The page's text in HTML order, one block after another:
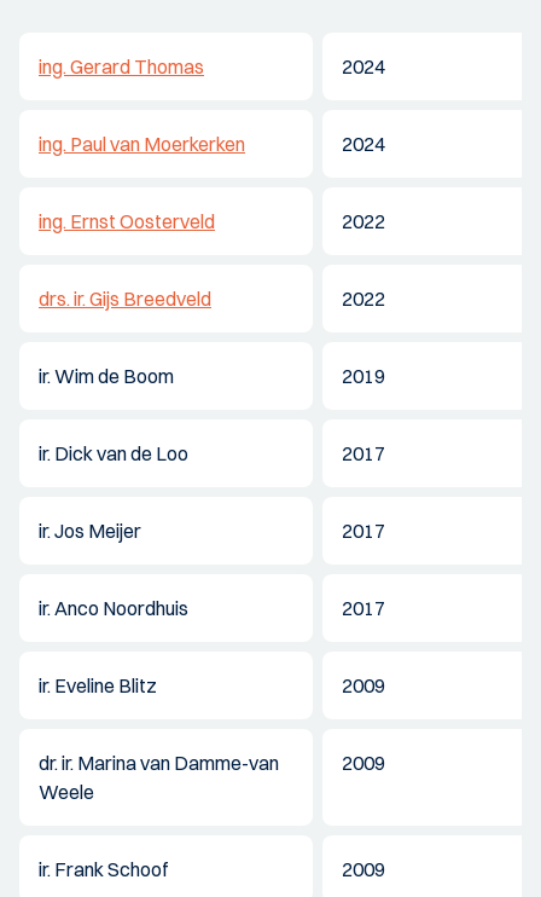
ing. Gerard Thomas 2024
ing. Paul van Moerkerken 2024
ing. Ernst Oosterveld 2022
drs. ir. Gijs Breedveld 2022
ir. Wim de Boom 2019
ir. Dick van de Loo 2017
ir. Jos Meijer 2017
ir. Anco Noordhuis 2017
ir. Eveline Blitz 2009
dr. ir. Marina van Damme-van
Weele
2009
ir. Frank Schoof 2009